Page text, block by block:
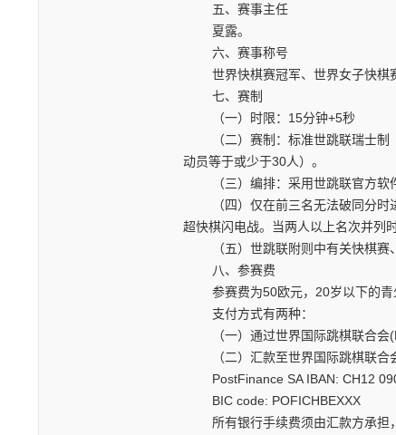
五、赛事主任
夏露。
六、赛事称号
世界快棋赛冠军、世界女子快棋赛
七、赛制
（一）时限：15分钟+5秒
（二）赛制：标准世跳联瑞士制（
动员等于或少于30人）。
（三）编排：采用世跳联官方软件
（四）仅在前三名无法破同分时进
超快棋闪电战。当两人以上名次并列
（五）世跳联附则中有关快棋赛、
八、参赛费
参赛费为50欧元，20岁以下的青
支付方式有两种：
（一）通过世界国际跳棋联合会
（二）汇款至世界国际跳棋联合
PostFinance SA IBAN: CH12
BIC code: POFICHBEXXX
所有银行手续费须由汇款方承担